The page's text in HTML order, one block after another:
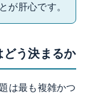
が肝心です。
どう決まるか
は最も複雑かつ